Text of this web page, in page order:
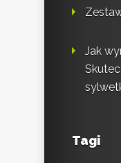
Jak
Tagi